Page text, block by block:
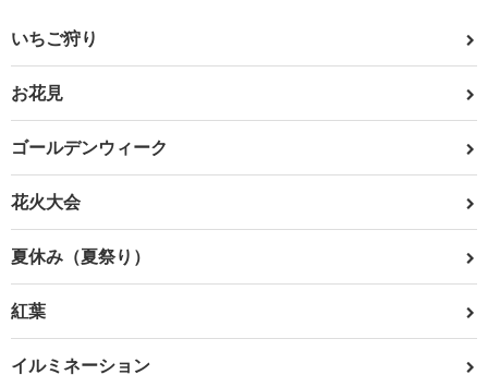
いちご狩り
お花見
ゴールデンウィーク
花火大会
夏休み（夏祭り）
紅葉
イルミネーション